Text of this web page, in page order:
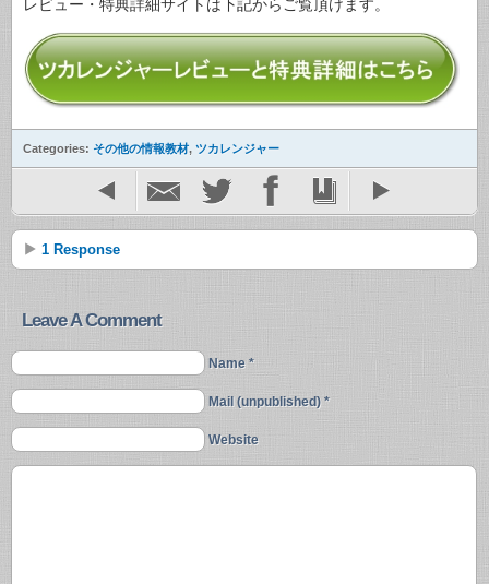
レビュー・特典詳細サイトは下記からご覧頂けます。
Categories: その他の情報教材, ツカレンジャー
1 Response
Leave A Comment
Name *
Mail (unpublished) *
Website